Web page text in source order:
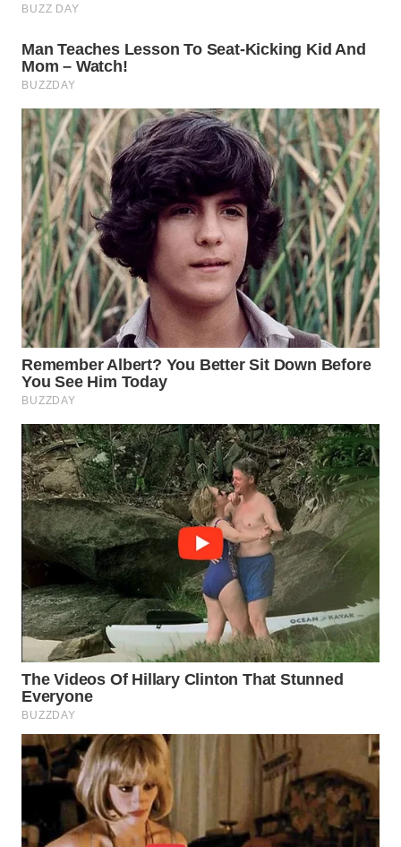
WN
WN
WN
NATUNA
WN
BINTAN
WN
MANDALIKA
WN
LIKUPANG
LABUANBAJO
WN
BORNEO
Wahana
WAHANA
NEWS
WAHANA
TANI
WAHANA
ADVOKAT
WAHANA
INFRASTRUKTUR